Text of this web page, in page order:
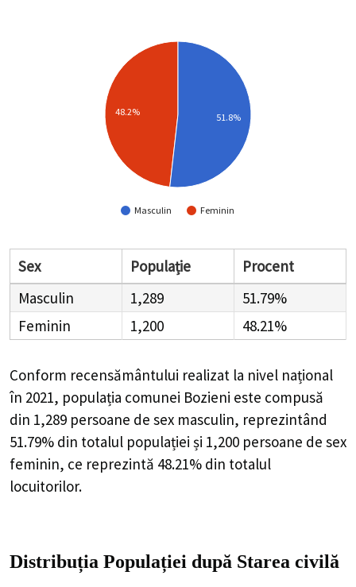
Masculin Feminin
48.2% 51.8%
Sex Populație
Procent
Masculin
1,289
51.79%
Feminin
1,200 48.21%
Conform recensământului realizat la nivel național
în 2021, populația comunei Bozieni este compusă
din 1,289 persoane de sex masculin, reprezintând
51.79% din totalul populației și 1,200 persoane de sex
feminin, ce reprezintă 48.21% din totalul
locuitorilor.
Distribuția Populației după Starea civilă